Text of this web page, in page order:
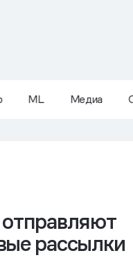
ML Медиа
рассылки